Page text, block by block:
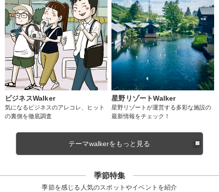
ビジネスWalker
気になるビジネスのアレコレ、ヒット
の裏側を徹底調査
星野リゾートWalker
星野リゾートが運営する多彩な施設の
最新情報をチェック！
テーマwalkerをもっと見る
季節特集
季節を感じる人気のスポットやイベントを紹介